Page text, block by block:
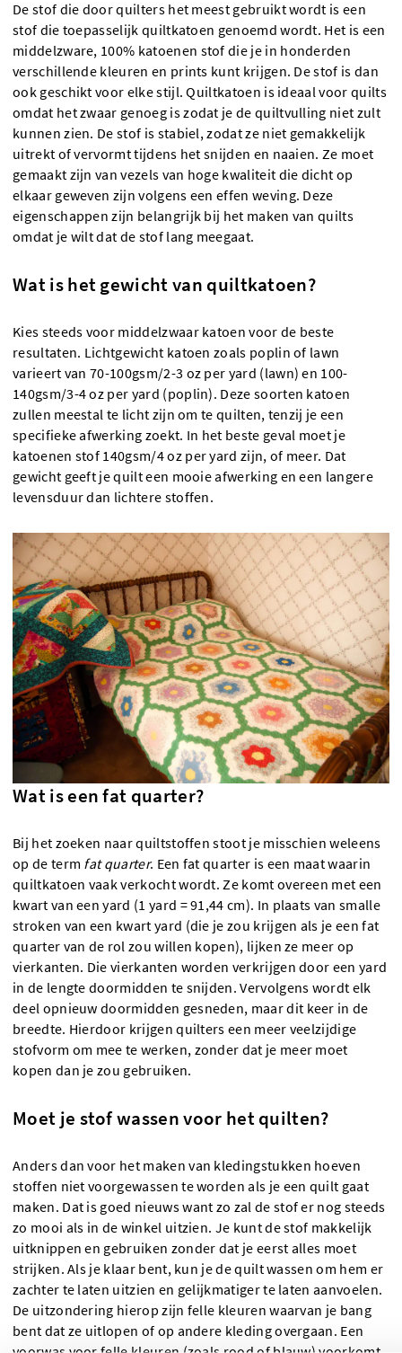
De stof die door quilters het meest gebruikt wordt is een
stof die toepasselijk quiltkatoen genoemd wordt. Het is een
middelzware, 100% katoenen stof die je in honderden
verschillende kleuren en prints kunt krijgen. De stof is dan
ook geschikt voor elke stijl. Quiltkatoen is ideaal voor quilts
omdat het zwaar genoeg is zodat je de quiltvulling niet zult
kunnen zien. De stof is stabiel, zodat ze niet gemakkelijk
uitrekt of vervormt tijdens het snijden en naaien. Ze moet
gemaakt zijn van vezels van hoge kwaliteit die dicht op
elkaar geweven zijn volgens een effen weving. Deze
eigenschappen zijn belangrijk bij het maken van quilts
omdat je wilt dat de stof lang meegaat.
Wat is het gewicht van quiltkatoen?
Kies steeds voor middelzwaar katoen voor de beste
resultaten. Lichtgewicht katoen zoals poplin of lawn
varieert van 70-100gsm/2-3 oz per yard (lawn) en 100-
140gsm/3-4 oz per yard (poplin). Deze soorten katoen
zullen meestal te licht zijn om te quilten, tenzij je een
specifieke afwerking zoekt. In het beste geval moet je
katoenen stof 140gsm/4 oz per yard zijn, of meer. Dat
gewicht geeft je quilt een mooie afwerking en een langere
levensduur dan lichtere stoffen.
Wat is een fat quarter?
Bij het zoeken naar quiltstoffen stoot je misschien weleens
op de term fat quarter. Een fat quarter is een maat waarin
quiltkatoen vaak verkocht wordt. Ze komt overeen met een
kwart van een yard (1 yard = 91,44 cm). In plaats van smalle
stroken van een kwart yard (die je zou krijgen als je een fat
quarter van de rol zou willen kopen), lijken ze meer op
vierkanten. Die vierkanten worden verkrijgen door een yard
in de lengte doormidden te snijden. Vervolgens wordt elk
deel opnieuw doormidden gesneden, maar dit keer in de
breedte. Hierdoor krijgen quilters een meer veelzijdige
stofvorm om mee te werken, zonder dat je meer moet
kopen dan je zou gebruiken.
Moet je stof wassen voor het quilten?
Anders dan voor het maken van kledingstukken hoeven
stoffen niet voorgewassen te worden als je een quilt gaat
maken. Dat is goed nieuws want zo zal de stof er nog steeds
zo mooi als in de winkel uitzien. Je kunt de stof makkelijk
uitknippen en gebruiken zonder dat je eerst alles moet
strijken. Als je klaar bent, kun je de quilt wassen om hem er
zachter te laten uitzien en gelijkmatiger te laten aanvoelen.
De uitzondering hierop zijn felle kleuren waarvan je bang
bent dat ze uitlopen of op andere kleding overgaan. Een